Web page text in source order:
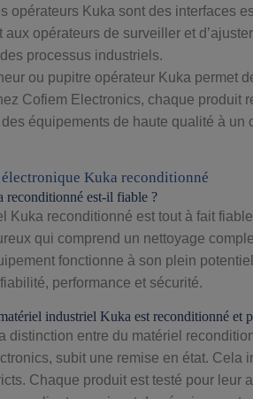
opérateurs Kuka sont des interfaces
aux opérateurs de surveiller et
processus industriels.
ou pupitre opérateur Kuka permet
Cofiem Electronics, chaque produit
équipements de haute qualité à
Kuka reconditionné
est-il fiable ?
Kuka reconditionné est tout à fait
qui comprend un nettoyage
fonctionne à son plein
performance et sécurité.
industriel Kuka est reconditionné et
distinction entre du matériel
subit une remise en état.
Chaque produit est testé pour leur